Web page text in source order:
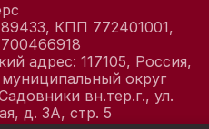
КПП 772401001,
адрес: 117105, Россия,
округ
вн.тер.г., ул.
д. 3А, стр. 5